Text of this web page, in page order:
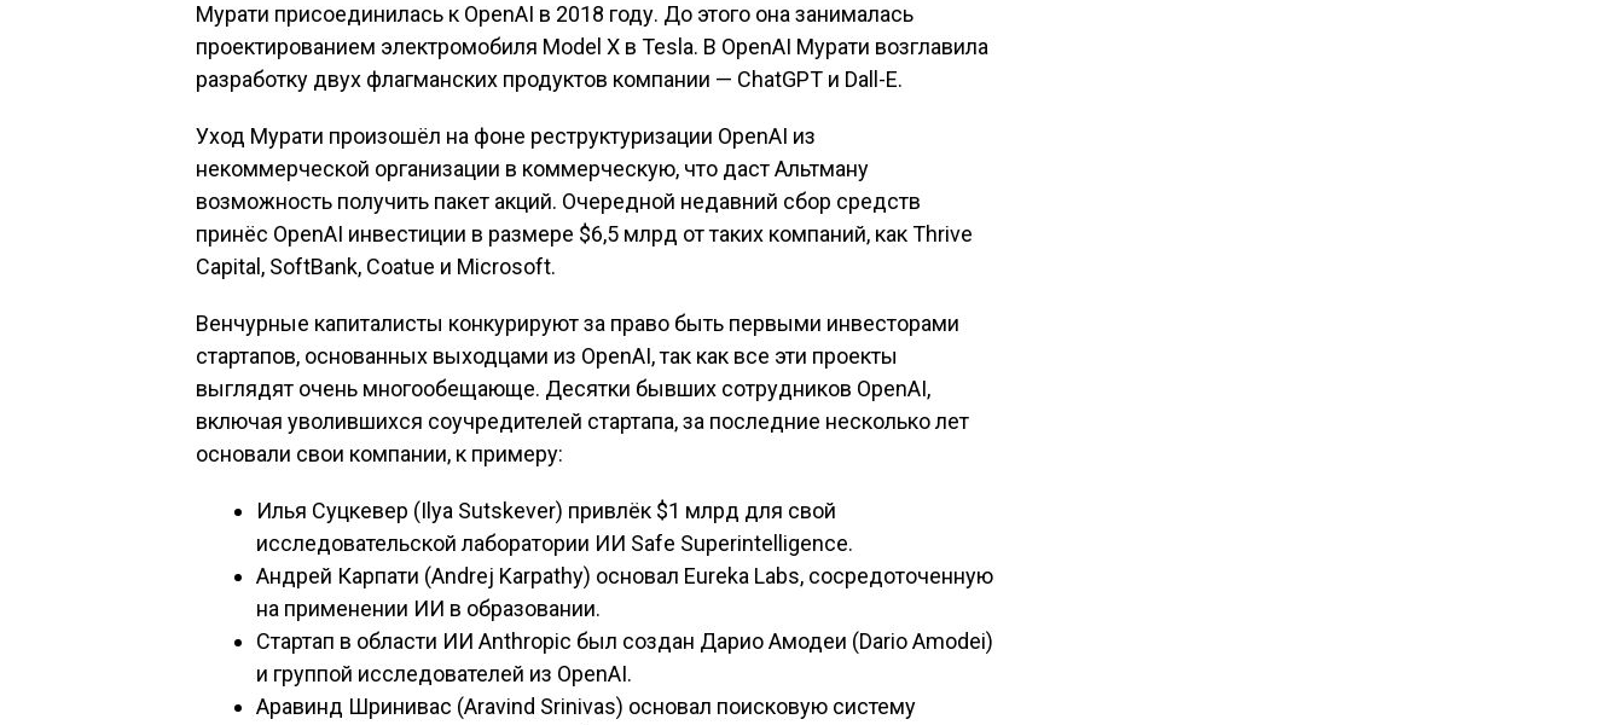
Мурати присоединилась к OpenAI в 2018 году. До этого она занималась
проектированием электромобиля Model X в Tesla. В OpenAI Мурати возглавила
разработку двух флагманских продуктов компании — ChatGPT и Dall-E.
Уход Мурати произошёл на фоне реструктуризации OpenAI из
некоммерческой организации в коммерческую, что даст Альтману
возможность получить пакет акций. Очередной недавний сбор средств
принёс OpenAI инвестиции в размере $6,5 млрд от таких компаний, как Thrive
Capital, SoftBank, Coatue и Microsoft.
Венчурные капиталисты конкурируют за право быть первыми инвесторами
стартапов, основанных выходцами из OpenAI, так как все эти проекты
выглядят очень многообещающе. Десятки бывших сотрудников OpenAI,
включая уволившихся соучредителей стартапа, за последние несколько лет
основали свои компании, к примеру:
Илья Суцкевер (Ilya Sutskever) привлёк $1 млрд для свой
исследовательской лаборатории ИИ Safe Superintelligence.
Андрей Карпати (Andrej Karpathy) основал Eureka Labs, сосредоточенную
на применении ИИ в образовании.
Стартап в области ИИ Anthropic был создан Дарио Амодеи (Dario Amodei)
и группой исследователей из OpenAI.
Аравинд Шринивас (Aravind Srinivas) основал поисковую систему